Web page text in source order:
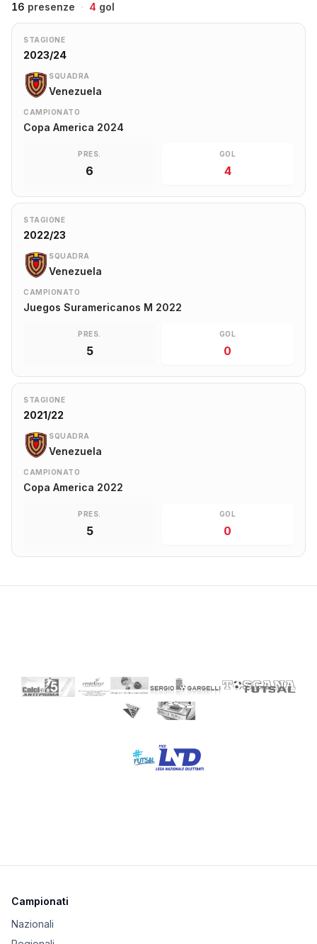
16 presenze · 4 gol
STAGIONE
2023/24
SQUADRA
Venezuela
CAMPIONATO
Copa America 2024
PRES.
6
GOL
4
STAGIONE
2022/23
SQUADRA
Venezuela
CAMPIONATO
Juegos Suramericanos M 2022
PRES.
5
GOL
0
STAGIONE
2021/22
SQUADRA
Venezuela
CAMPIONATO
Copa America 2022
PRES.
5
GOL
0
Campionati
Nazionali